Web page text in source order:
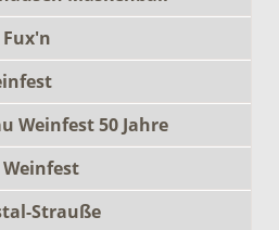
Weinfest 50 Jahre
Strauße